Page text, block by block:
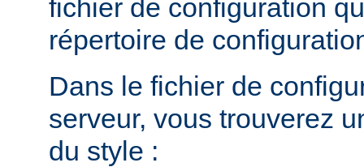
fichier de configuration
répertoire de
Dans le fichier de
serveur, vous trouverez
du style :